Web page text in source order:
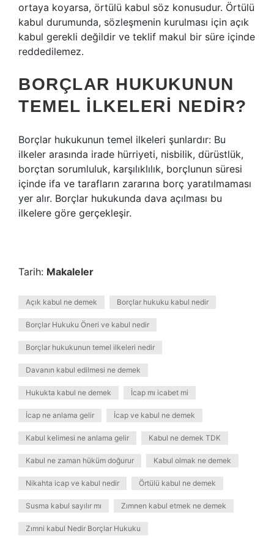
ortaya koyarsa, örtülü kabul söz konusudur. Örtülü
kabul durumunda, sözleşmenin kurulması için açık
kabul gerekli değildir ve teklif makul bir süre içinde
reddedilemez.
BORÇLAR HUKUKUNUN
TEMEL ILKELERI NEDIR?
Borçlar hukukunun temel ilkeleri şunlardır: Bu
ilkeler arasında irade hürriyeti, nisbilik, dürüstlük,
borçtan sorumluluk, karşılıklılık, borçlunun süresi
içinde ifa ve tarafların zararına borç yaratılmaması
yer alır. Borçlar hukukunda dava açılması bu
ilkelere göre gerçekleşir.
Tarih: Makaleler
Açık kabul ne demek Borçlar hukuku kabul nedir
Borçlar Hukuku Öneri ve kabul nedir
Borçlar hukukunun temel ilkeleri nedir
Davanın kabul edilmesi ne demek
Hukukta kabul ne demek İcap mı icabet mi
İcap ne anlama gelir İcap ve kabul ne demek
Kabul kelimesi ne anlama gelir Kabul ne demek TDK
Kabul ne zaman hüküm doğurur Kabul olmak ne demek
Nikahta icap ve kabul nedir Örtülü kabul ne demek
Susma kabul sayılır mı Zımnen kabul etmek ne demek
Zımni kabul Nedir Borçlar Hukuku